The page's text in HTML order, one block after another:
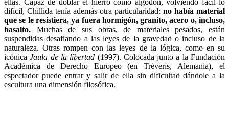
difícil, Chillida tenía además otra particularidad: no había material
que se le resistiera, ya fuera hormigón, granito, acero o, incluso,
basalto. Muchas de sus obras, de materiales pesados, están
suspendidas desafiando a las leyes de la gravedad o incluso de la
naturaleza. Otras rompen con las leyes de la lógica, como en su
icónicaJaula de la libertad (1997). Colocada junto a la Fundación
Académica de Derecho Europeo (en Tréveris, Alemania), el
espectador puede entrar y salir de ella sin dificultad dándole a la
escultura una dimensión filosófica.